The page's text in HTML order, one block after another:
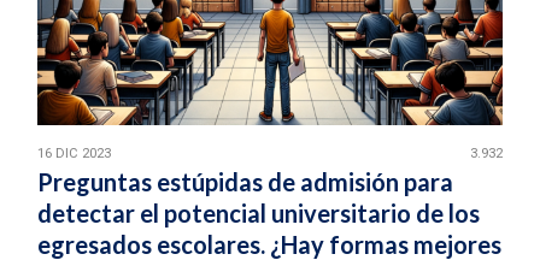
16 DIC 2023 3.932
Preguntas estúpidas de admisión para
detectar el potencial universitario de los
egresados escolares. ¿Hay formas mejores